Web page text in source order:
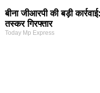
बीना जीआरपी की बड़ी
तस्कर गिरफ्तार
Today Mp Express